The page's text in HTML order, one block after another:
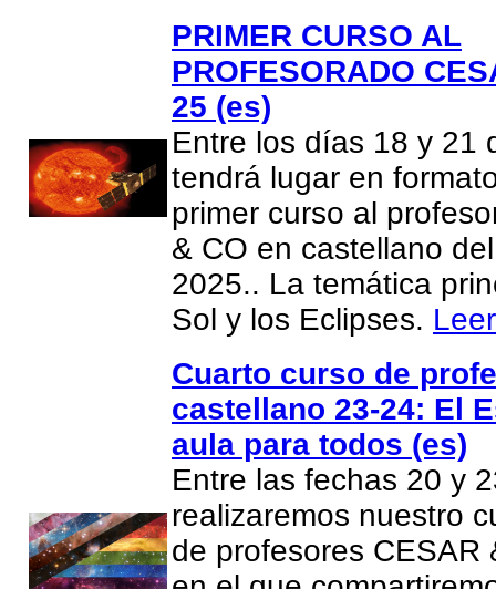
PRIMER CURSO AL
PROFESORADO
25 (es)
Entre los días 18 y 21
tendrá lugar en
primer curso al
& CO en castellano
2025.. La temática
Sol y los Eclipses.
Cuarto curso de
castellano 23-24: El
aula para todos (es)
Entre las fechas 20 y
realizaremos nuestro
de profesores CESAR